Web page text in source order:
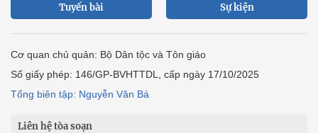
Tuyến bài Sự kiện
Cơ quan chủ quản: Bộ Dân tộc và Tôn giáo
Số giấy phép: 146/GP-BVHTTDL, cấp ngày 17/10/2025
Tổng biên tập: Nguyễn Văn Bá
Liên hệ tòa soạn